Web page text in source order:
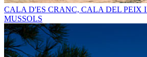
CALA D'ES CRANC, CALA DEL PEIX
MUSSOLS